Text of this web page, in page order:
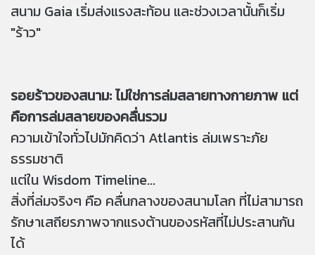
สนาม Gaia เริ่มส่งแรงสะท้อน และช่วงเวลานั้นก็เริ่ม
"ร้าว"
รอยร้าวของสนาม: ไม่ใช่การล่มสลายทางกายภาพ แต่
คือการล่มสลายของคลื่นรวม
ความเข้าใจทั่วไปมักคิดว่า Atlantis ล่มเพราะภัย
ธรรมชาติ
แต่ใน Wisdom Timeline...
สิ่งที่ล่มจริงๆ คือ คลื่นกลางของสนามโลก ที่ไม่สามารถ
รักษาเสถียรภาพจากแรงต้านของรหัสที่ไม่ประสานกัน
ได้